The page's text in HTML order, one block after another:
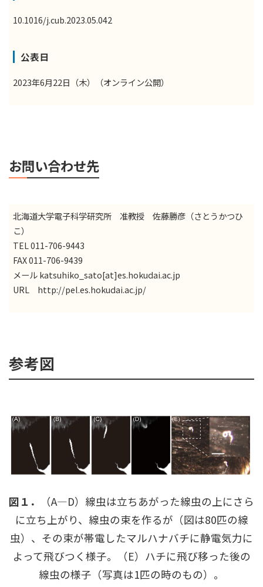
10.1016/j.cub.2023.05.042
公表日
2023年6月22日（木）（オンライン公開）
お問い合わせ先
北海道大学電子科学研究所 准教授 佐藤勝彦（さとうかつひ
こ）
TEL 011-706-9443
FAX 011-706-9439
メール katsuhiko_sato[at]es.hokudai.ac.jp
URL http://pel.es.hokudai.ac.jp/
参考図
図１．
（A―D）線虫は立ちあがった線虫の上にさら
に立ち上がり、線虫の束を作るが（図は80匹の線
虫）、その束が帯電したマルハナバチに静電気力に
よって飛びつく様子。（E）ハチに飛び移った後の
線虫の様子（写真は1匹の時のもの）。